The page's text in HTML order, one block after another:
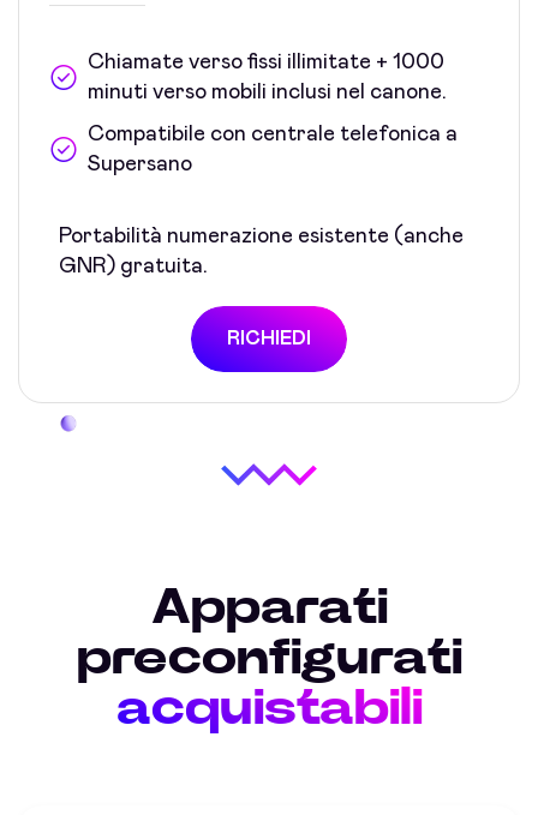
Chiamate verso fissi illimitate + 1000
minuti verso mobili inclusi nel canone.
Compatibile con centrale telefonica a
Supersano
Portabilità numerazione esistente (anche
GNR) gratuita.
RICHIEDI
Apparati
preconfigurati
acquistabili